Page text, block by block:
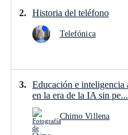
Historia del teléfono
Telefónica
Educación e
en la era de la IA sin pe...
Chimo Villena